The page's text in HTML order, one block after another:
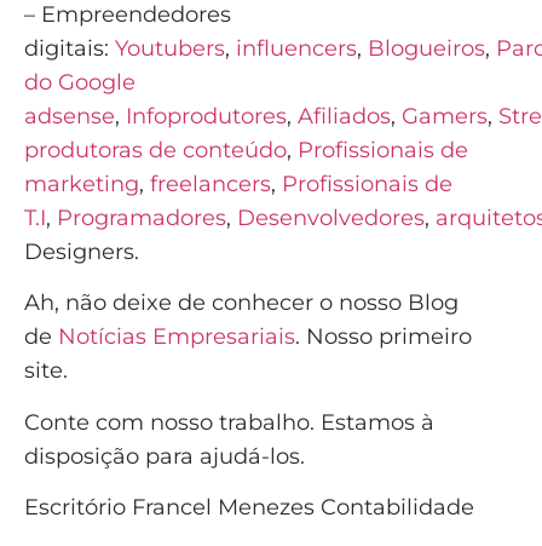
– Empreendedores
digitais: Youtubers, influencers, Blogueiros,
do Google
adsense, Infoprodutores, Afiliados, Gamers,
produtoras de conteúdo, Profissionais de
marketing, freelancers, Profissionais de
T.I, Programadores, Desenvolvedores,
Designers.
Ah, não deixe de conhecer o nosso Blog
de Notícias Empresariais. Nosso primeiro
site.
Conte com nosso trabalho. Estamos à
disposição para ajudá-los.
Escritório Francel Menezes Contabilidade